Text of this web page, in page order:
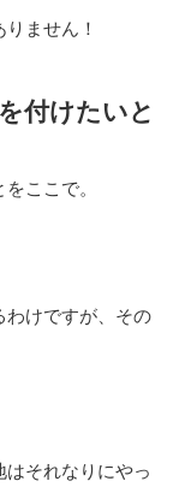
ません！
付けたいと
ここで。
わけですが、その
はそれなりにやっ